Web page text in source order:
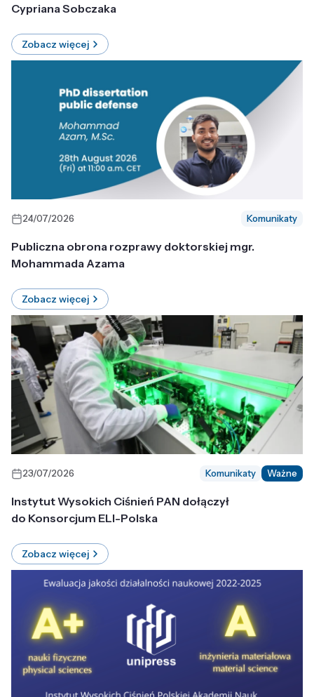
Cypriana Sobczaka
Zobacz więcej
24/07/2026 Komunikaty
Publiczna obrona rozprawy doktorskiej mgr.
Mohammada Azama
Zobacz więcej
23/07/2026 Komunikaty Ważne
Instytut Wysokich Ciśnień PAN dołączył
do Konsorcjum ELI-Polska
Zobacz więcej